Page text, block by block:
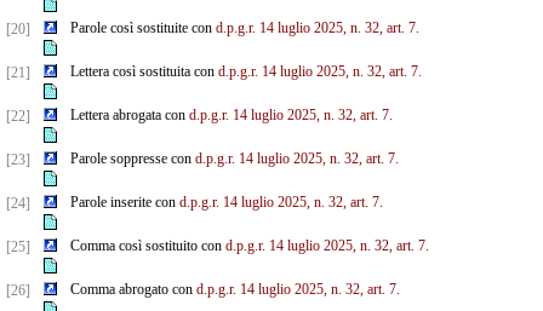
[20] Parole così sostituite con d.p.g.r. 14 luglio 2025, n. 32, art. 7.
[21] Lettera così sostituita con d.p.g.r. 14 luglio 2025, n. 32, art. 7.
[22] Lettera abrogata con d.p.g.r. 14 luglio 2025, n. 32, art. 7.
[23] Parole soppresse con d.p.g.r. 14 luglio 2025, n. 32, art. 7.
[24] Parole inserite con d.p.g.r. 14 luglio 2025, n. 32, art. 7.
[25] Comma così sostituito con d.p.g.r. 14 luglio 2025, n. 32, art. 7.
[26] Comma abrogato con d.p.g.r. 14 luglio 2025, n. 32, art. 7.